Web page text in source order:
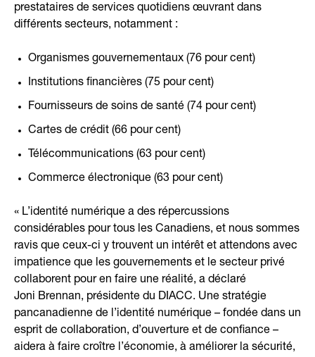
prestataires de services quotidiens œuvrant dans
différents secteurs, notamment :
Organismes gouvernementaux (76 pour cent)
Institutions financières (75 pour cent)
Fournisseurs de soins de santé (74 pour cent)
Cartes de crédit (66 pour cent)
Télécommunications (63 pour cent)
Commerce électronique (63 pour cent)
« L’identité numérique a des répercussions
considérables pour tous les Canadiens, et nous sommes
ravis que ceux-ci y trouvent un intérêt et attendons avec
impatience que les gouvernements et le secteur privé
collaborent pour en faire une réalité, a déclaré
Joni Brennan, présidente du DIACC. Une stratégie
pancanadienne de l’identité numérique – fondée dans un
esprit de collaboration, d’ouverture et de confiance –
aidera à faire croître l’économie, à améliorer la sécurité,